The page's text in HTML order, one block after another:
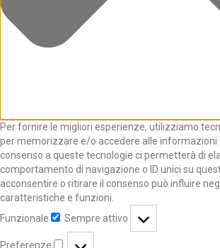
Per fornire le migliori esperienze, utilizziamo
per memorizzare e/o accedere alle informazioni
consenso a queste tecnologie ci permetterà di
comportamento di navigazione o ID unici su
acconsentire o ritirare il consenso può influire
caratteristiche e funzioni.
Funzionale
Sempre attivo
Preferenze